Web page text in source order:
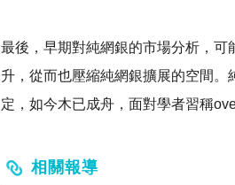
最後，早期對純網銀的市場分析，
升，從而也壓縮純網銀擴展的空間
定，如今木已成舟，面對學者習稱
相關報導